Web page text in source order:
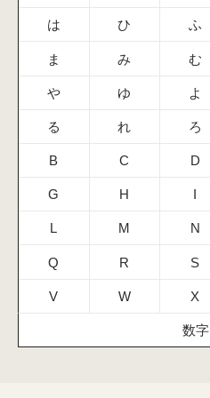
は ひ ふ
ま み む
や ゆ よ
る れ ろ
B C D
G H I
L M N
Q R S
V W X
数字